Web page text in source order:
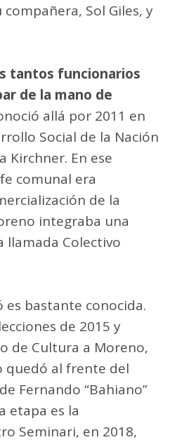
Sol Giles, y
tantos funcionarios
de la mano de
allá por 2011 en
Social de la Nación
Kirchner. En ese
comunal era
de la
integraba una
llamada Colectivo
es bastante conocida.
de 2015 y
de Cultura a Moreno,
quedó al frente del
Fernando “Bahiano”
etapa es la
Seminari, en 2018,